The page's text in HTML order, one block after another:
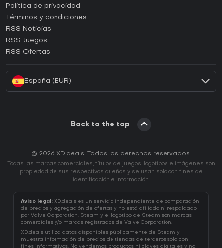
¿Cómo activar una CD Key de Epic Games?
¿Cómo activar una CD Key de GOG?
¿Cómo activar una CD Key de Ubisoft Connect?
Política de privacidad
Términos y condiciones
RSS Noticias
RSS Juegos
RSS Ofertas
España (EUR)
Back to the top
© 2026 XD.deals. Todos los derechos reservados.
Todas las marcas comerciales, títulos de juegos, logotipos e imágenes son
propiedad de sus respectivos dueños y se usan solo con fines de
identificación e información.
Aviso legal: XD.deals es un servicio independiente de comparación
de precios y agregación de ofertas y no está afiliado ni respaldado
por Valve Corporation. Steam y el logotipo de Steam son marcas
comerciales y/o marcas registradas de Valve Corporation.
XD.deals utiliza datos disponibles públicamente de Steam y
muestra información de precios de tiendas de terceros solo con
fines informativos. No vendemos productos ni claves digitales y no